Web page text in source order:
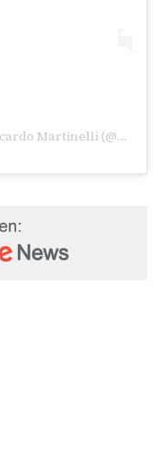
Una publicación compartida por Ricardo Martinelli (@ricardomartinelli99)